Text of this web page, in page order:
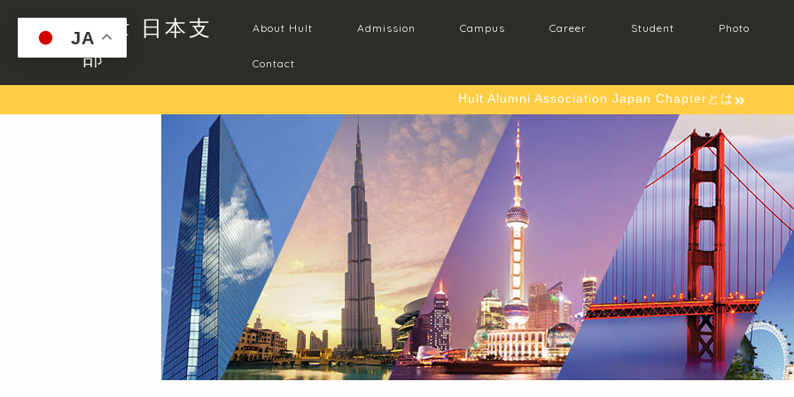
Hult 日本支
部
About Hult Admission Campus Career Student Photo
Contact
Hult Alumni Association Japan Chapterとは
JA